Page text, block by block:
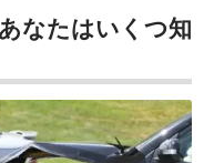
なたはいくつ知